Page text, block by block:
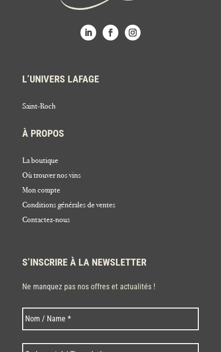
L’UNIVERS LAFAGE
Saint-Roch
À PROPOS
La boutique
Où trouver nos vins
Mon compte
Conditions générales de ventes
Contactez-nous
S’INSCRIRE À LA NEWSLETTER
Ne manquez pas nos offres et actualités !
Nom * Nom